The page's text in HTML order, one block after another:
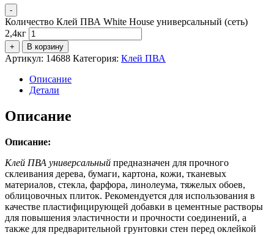
-
Количество Клей ПВА White House универсальный (сеть)
2,4кг
+ В корзину
Артикул: 14688 Категория: Клей ПВА
Описание
Детали
Описание
Описание:
Клей ПВА универсальный предназначен для прочного
склеивания дерева, бумаги, картона, кожи, тканевых
материалов, стекла, фарфора, линолеума, тяжелых обоев,
облицовочных плиток. Рекомендуется для использования в
качестве пластифицирующей добавки в цементные растворы
для повышения эластичности и прочности соединений, а
также для предварительной грунтовки стен перед оклейкой